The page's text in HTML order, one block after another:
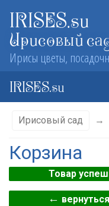
IRISES.su
Ирисовый
Ирисы цветы,
IRISES.su
Ирисовый сад →
Корзина
Товар
←